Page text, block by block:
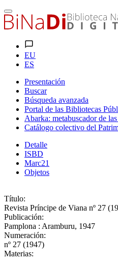
EU
ES
Presentación
Buscar
Búsqueda avanzada
Portal de las Bibliotecas
Abarka: metabuscador de
Catálogo colectivo del
Detalle
ISBD
Marc21
Objetos
Título:
Revista Príncipe de Viana nº 27
Publicación:
Pamplona : Aramburu, 1947
Numeración:
nº 27 (1947)
Materias: